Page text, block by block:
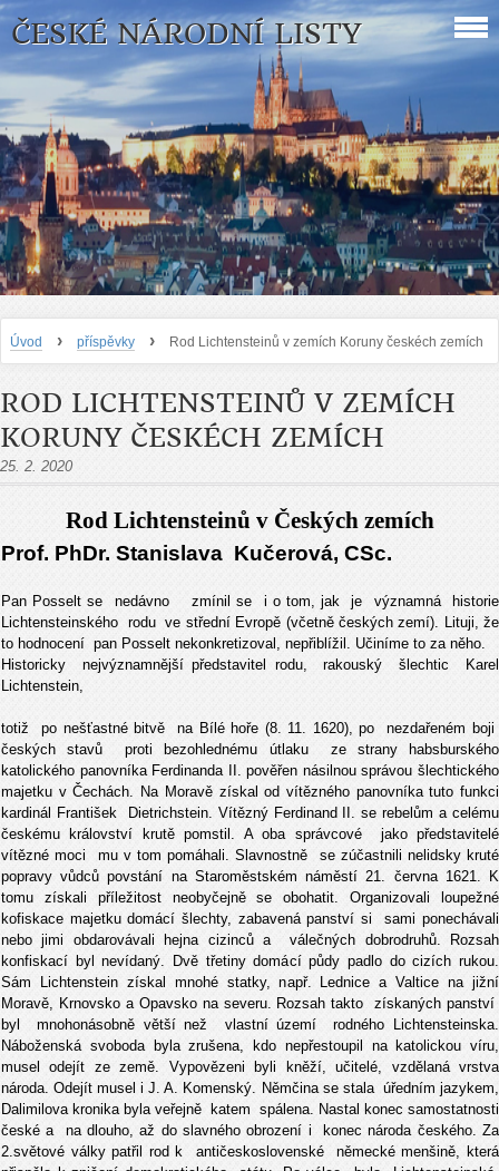
ČESKÉ NÁRODNÍ LISTY
Úvod › příspěvky › Rod Lichtensteinů v zemích Koruny českéch zemích
ROD LICHTENSTEINŮ V ZEMÍCH
KORUNY ČESKÉCH ZEMÍCH
25. 2. 2020
Rod Lichtensteinů v Českých zemích
Prof. PhDr. Stanislava Kučerová, CSc.
Pan Posselt se nedávno zmínil se i o tom, jak je významná historie
Lichtensteinského rodu ve střední Evropě (včetně českých zemí). Lituji, že
to hodnocení pan Posselt nekonkretizoval, nepřiblížil. Učiníme to za něho.
Historicky nejvýznamnější představitel rodu, rakouský šlechtic Karel
totiž po nešťastné bitvě na Bílé hoře (8. 11. 1620), po nezdařeném boji
českých stavů proti bezohlednému útlaku ze strany habsburského
katolického panovníka Ferdinanda II. pověřen násilnou správou šlechtického
majetku v Čechách. Na Moravě získal od vítězného panovníka tuto funkci
kardinál František Dietrichstein. Vítězný Ferdinand II. se rebelům a celému
českému království krutě pomstil. A oba správcové jako představitelé
vítězné moci mu v tom pomáhali. Slavnostně se zúčastnili nelidsky kruté
popravy vůdců povstání na Staroměstském náměstí 21. června 1621. K
tomu získali příležitost neobyčejně se obohatit. Organizovali loupežné
kofiskace majetku domácí šlechty, zabavená panství si sami ponechávali
nebo jimi obdarovávali hejna cizinců a válečných dobrodruhů. Rozsah
konfiskací byl nevídaný. Dvě třetiny domácí půdy padlo do cizích rukou.
Sám Lichtenstein získal mnohé statky, např. Lednice a Valtice na jižní
Moravě, Krnovsko a Opavsko na severu. Rozsah takto získaných panství
byl mnohonásobně větší než vlastní území rodného Lichtensteinska.
Náboženská svoboda byla zrušena, kdo nepřestoupil na katolickou víru,
musel odejít ze země. Vypovězeni byli kněží, učitelé, vzdělaná vrstva
národa. Odejít musel i J. A. Komenský. Němčina se stala úředním jazykem,
Dalimilova kronika byla veřejně katem spálena. Nastal konec samostatnosti
české a na dlouho, až do slavného obrození i konec národa českého. Za
2.světové války patřil rod k antičeskoslovenské německé menšině, která